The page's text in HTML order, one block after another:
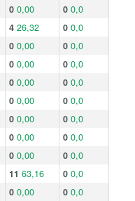
0 0,00 0 0,0
4 26,32 0 0,0
0 0,00 0 0,0
0 0,00 0 0,0
0 0,00 0 0,0
0 0,00 0 0,0
0 0,00 0 0,0
0 0,00 0 0,0
0 0,00 0 0,0
11 63,16 0 0,0
0 0,00 0 0,0